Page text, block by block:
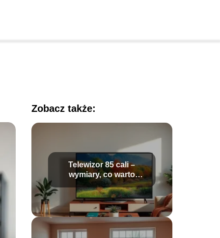
Zobacz także:
Telewizor 85 cali –
wymiary, co warto
wiedzieć przed
zakupem?